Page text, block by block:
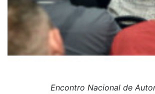
Encontro Nacional de